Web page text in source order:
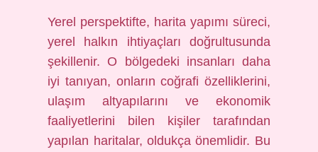
Yerel perspektifte, harita yapımı süreci,
yerel halkın ihtiyaçları doğrultusunda
şekillenir. O bölgedeki insanları daha
iyi tanıyan, onların coğrafi özelliklerini,
ulaşım altyapılarını ve ekonomik
faaliyetlerini bilen kişiler tarafından
yapılan haritalar, oldukça önemlidir. Bu